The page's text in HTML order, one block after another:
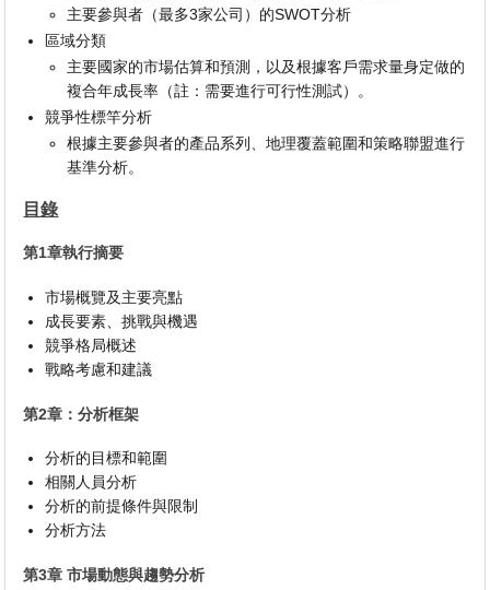
主要參與者（最多3家公司）的SWOT分析
區域分類
主要國家的市場估算和預測，以及根據客戶需求量身定做的
複合年成長率（註：需要進行可行性測試）。
競爭性標竿分析
根據主要參與者的產品系列、地理覆蓋範圍和策略聯盟進行
基準分析。
目錄
第1章執行摘要
市場概覽及主要亮點
成長要素、挑戰與機遇
競爭格局概述
戰略考慮和建議
第2章：分析框架
分析的目標和範圍
相關人員分析
分析的前提條件與限制
分析方法
第3章 市場動態與趨勢分析